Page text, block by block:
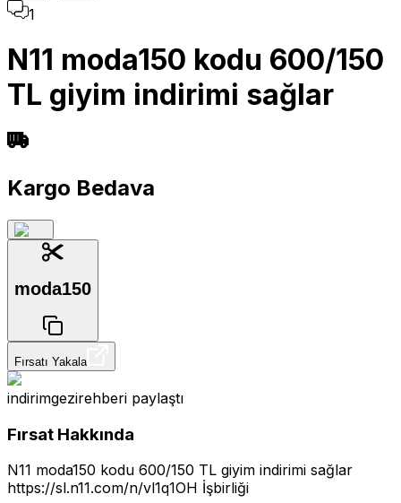
1
N11 moda150 kodu 600/150
TL giyim indirimi sağlar
Kargo Bedava
moda150
Fırsatı Yakala
indirimgezirehberi paylaştı
Fırsat Hakkında
N11 moda150 kodu 600/150 TL giyim indirimi sağlar
https://sl.n11.com/n/vl1q1OH İşbirliği